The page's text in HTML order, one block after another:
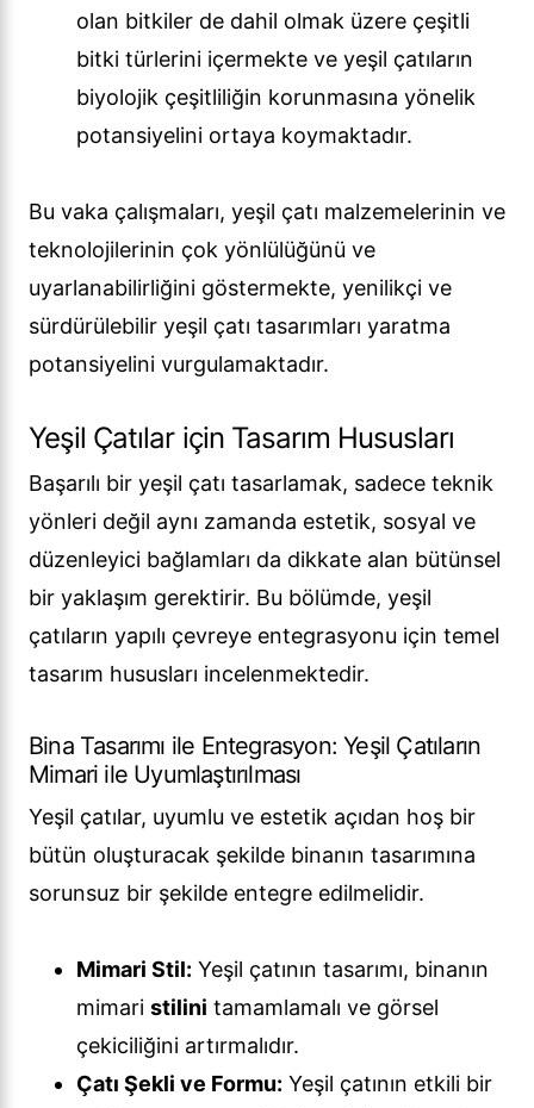
olan bitkiler de dahil olmak üzere çeşitli
bitki türlerini içermekte ve yeşil çatıların
biyolojik çeşitliliğin korunmasına yönelik
potansiyelini ortaya koymaktadır.
Bu vaka çalışmaları, yeşil çatı malzemelerinin ve
teknolojilerinin çok yönlülüğünü ve
uyarlanabilirliğini göstermekte, yenilikçi ve
sürdürülebilir yeşil çatı tasarımları yaratma
potansiyelini vurgulamaktadır.
Yeşil Çatılar için Tasarım Hususları
Başarılı bir yeşil çatı tasarlamak, sadece teknik
yönleri değil aynı zamanda estetik, sosyal ve
düzenleyici bağlamları da dikkate alan bütünsel
bir yaklaşım gerektirir. Bu bölümde, yeşil
çatıların yapılı çevreye entegrasyonu için temel
tasarım hususları incelenmektedir.
Bina Tasarımı ile Entegrasyon: Yeşil Çatıların
Mimari ile Uyumlaştırılması
Yeşil çatılar, uyumlu ve estetik açıdan hoş bir
bütün oluşturacak şekilde binanın tasarımına
sorunsuz bir şekilde entegre edilmelidir.
Mimari Stil: Yeşil çatının tasarımı, binanın
mimari stilini tamamlamalı ve görsel
çekiciliğini artırmalıdır.
Çatı Şekli ve Formu: Yeşil çatının etkili bir